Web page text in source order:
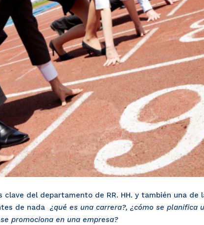
del departamento de RR. HH. y también una de
de nada ¿qué es una carrera?, ¿cómo se planifica
promociona en una empresa?